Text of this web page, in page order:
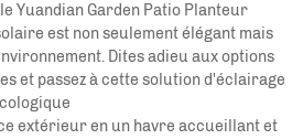
Yuandian Garden Patio Planteur
est non seulement élégant mais
Dites adieu aux options
et passez à cette solution d'éclairage
extérieur en un havre accueillant et